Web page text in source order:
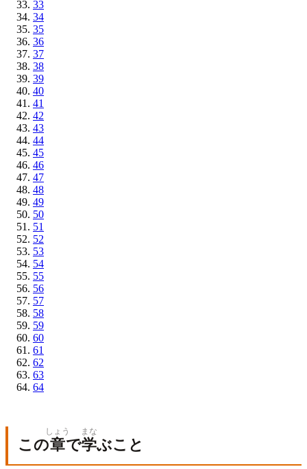
33
34
35
36
37
38
39
40
41
42
43
44
45
46
47
48
49
50
51
52
53
54
55
56
57
58
59
60
61
62
63
64
この章
しょう
で学
まな
ぶこと